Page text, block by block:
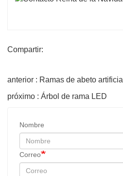
Compartir:
anterior : Ramas de abeto artificial
próximo : Árbol de rama LED
Nombre
Correo